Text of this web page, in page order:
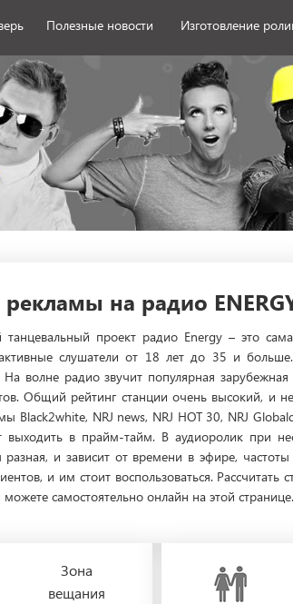
Полезные новости Изготовление
на радио
танцевальный проект радио Energy – это
слушатели от 18 лет до 35 и
волне радио звучит популярная
Общий рейтинг станции очень высокий, и
Black2white, NRJ news, NRJ HOT 30, NRJ
выходить в прайм-тайм. В аудиоролик
и зависит от времени в эфире,
и им стоит воспользоваться.
самостоятельно онлайн на этой
Зона
вещания